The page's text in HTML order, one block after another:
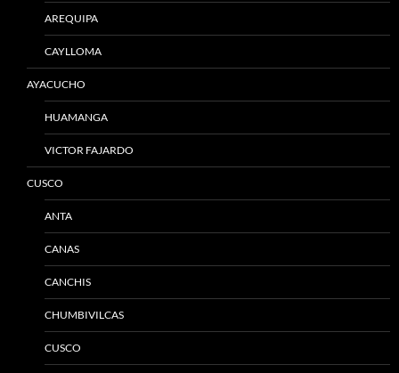
AREQUIPA
CAYLLOMA
AYACUCHO
HUAMANGA
VICTOR FAJARDO
CUSCO
ANTA
CANAS
CANCHIS
CHUMBIVILCAS
CUSCO